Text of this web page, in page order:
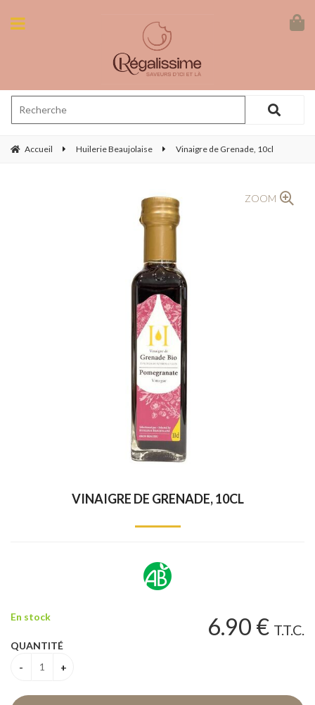
Accueil Huilerie Beaujolaise Vinaigre de Grenade, 10cl
ZOOM
VINAIGRE DE GRENADE, 10CL
6.90 € T.T.C.
En stock
QUANTITÉ